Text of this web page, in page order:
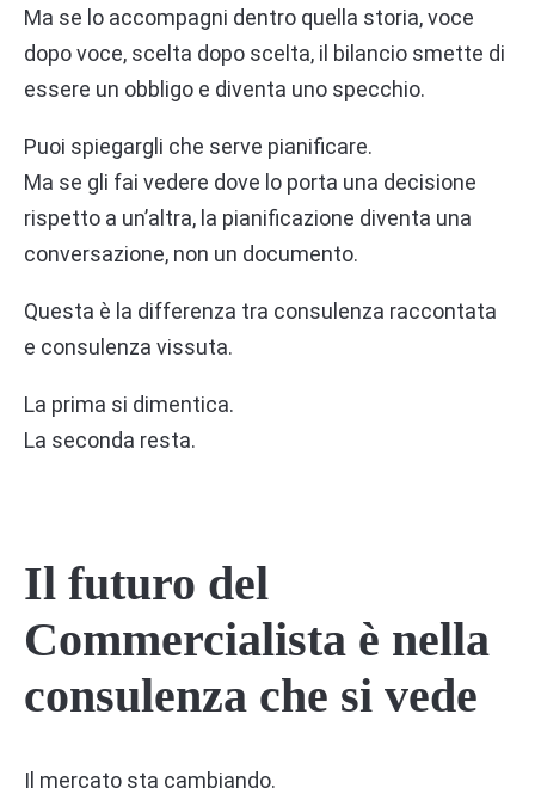
Ma se lo accompagni dentro quella storia, voce
dopo voce, scelta dopo scelta, il bilancio smette di
essere un obbligo e diventa uno specchio.
Puoi spiegargli che serve pianificare.
Ma se gli fai vedere dove lo porta una decisione
rispetto a un’altra, la pianificazione diventa una
conversazione, non un documento.
Questa è la differenza tra consulenza raccontata
e consulenza vissuta.
La prima si dimentica.
La seconda resta.
Il futuro del
Commercialista è nella
consulenza che si vede
Il mercato sta cambiando.